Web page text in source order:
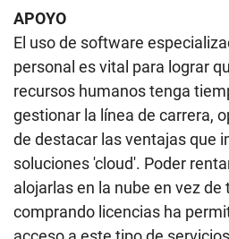
APOYO
El uso de software
personal es vital para lograr
recursos humanos tenga
gestionar la línea de carrera,
de destacar las ventajas que
soluciones 'cloud'. Poder
alojarlas en la nube en vez
comprando licencias ha